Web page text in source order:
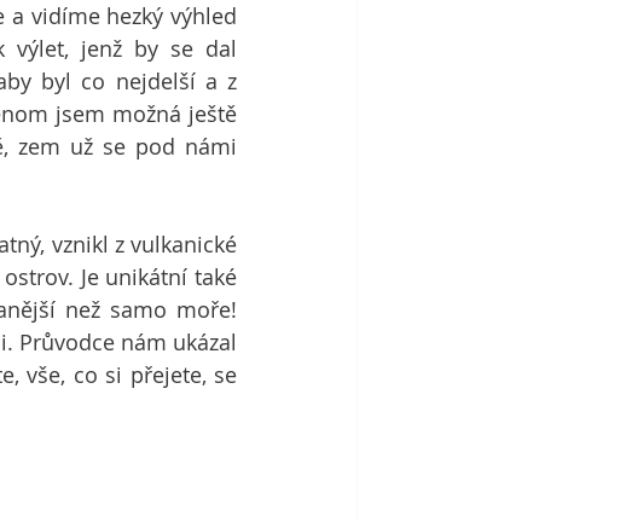
a vidíme hezký výhled
výlet, jenž by se dal
byl co nejdelší a z
jsem možná ještě
zem už se pod námi
vznikl z vulkanické
Je unikátní také
než samo moře!
Průvodce nám ukázal
vše, co si přejete, se